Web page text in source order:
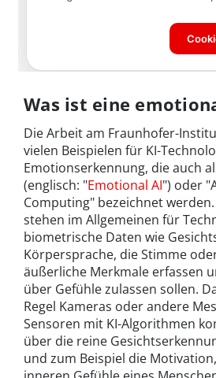
Was ist eine
Die Arbeit am Fraunhofer-
vielen Beispielen für KI-
Emotionserkennung, die auch
(englisch: "Emotional AI") oder
Computing" bezeichnet
stehen im Allgemeinen für
biometrische Daten wie
Körpersprache, die Stimme
äußerliche Merkmale erfassen
über Gefühle zulassen sollen.
Regel Kameras oder andere
Sensoren mit KI-Algorithmen
über die reine
und zum Beispiel die